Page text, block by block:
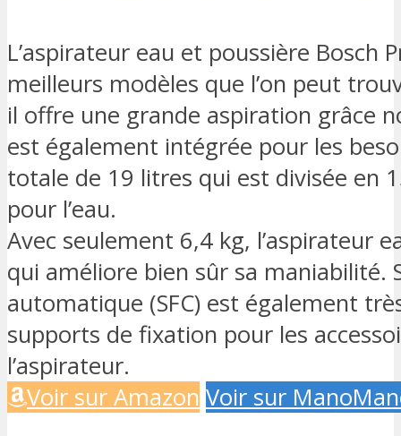
L’aspirateur eau et poussière Bosch
meilleurs modèles que l’on peut
il offre une grande aspiration grâce
est également intégrée pour les
totale de 19 litres qui est divisée en
pour l’eau.
Avec seulement 6,4 kg, l’aspirateur
qui améliore bien sûr sa
automatique (SFC) est également
supports de fixation pour les
l’aspirateur.
Voir sur Amazon Voir sur